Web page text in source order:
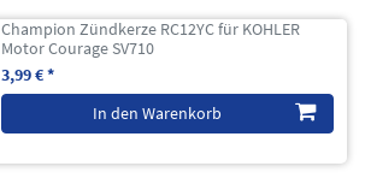
Champion Zündkerze RC12YC für KOHLER
Motor Courage SV710
3,99 € *
In den Warenkorb